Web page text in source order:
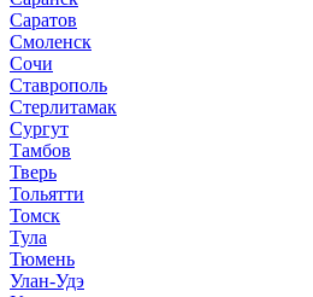
Саратов
Смоленск
Сочи
Ставрополь
Стерлитамак
Сургут
Тамбов
Тверь
Тольятти
Томск
Тула
Тюмень
Улан-Удэ